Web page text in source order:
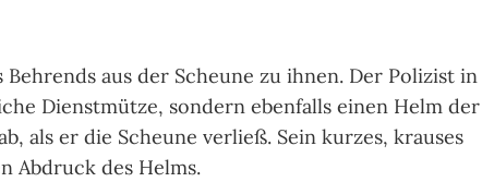
aus der Scheune zu ihnen. Der Polizist in
Dienstmütze, sondern ebenfalls einen Helm der
als er die Scheune verließ. Sein kurzes, krauses
Abdruck des Helms.